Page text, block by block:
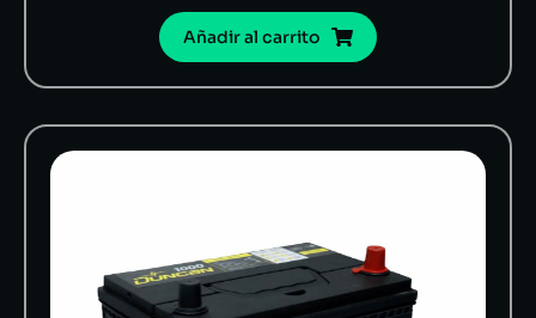
Añadir al carrito